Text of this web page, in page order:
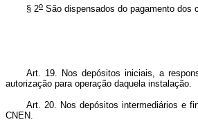
§ 2o São dispensados do pagamento dos
Art. 19. Nos depósitos iniciais, a
autorização para operação daquela instalação.
Art. 20. Nos depósitos intermediários e
CNEN.